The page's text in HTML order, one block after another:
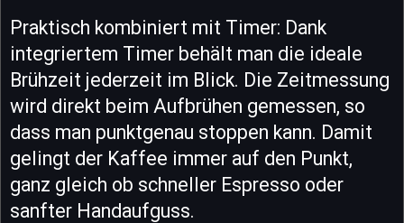
Praktisch kombiniert mit Timer: Dank
integriertem Timer behält man die ideale
Brühzeit jederzeit im Blick. Die Zeitmessung
wird direkt beim Aufbrühen gemessen, so
dass man punktgenau stoppen kann. Damit
gelingt der Kaffee immer auf den Punkt,
ganz gleich ob schneller Espresso oder
sanfter Handaufguss.